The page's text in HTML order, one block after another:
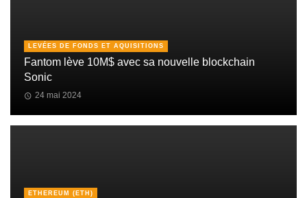
LEVÉES DE FONDS ET AQUISITIONS
Fantom lève 10M$ avec sa nouvelle blockchain
Sonic
24 mai 2024
ETHEREUM (ETH)